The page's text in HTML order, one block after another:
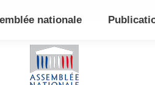
nationale